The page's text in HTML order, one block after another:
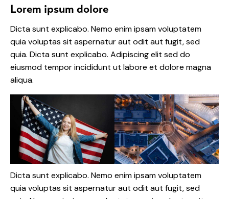
Lorem ipsum dolore
Dicta sunt explicabo. Nemo enim ipsam voluptatem
quia voluptas sit aspernatur aut odit aut fugit, sed
quia. Dicta sunt explicabo. Adipiscing elit sed do
eiusmod tempor incididunt ut labore et dolore magna
aliqua.
Dicta sunt explicabo. Nemo enim ipsam voluptatem
quia voluptas sit aspernatur aut odit aut fugit, sed